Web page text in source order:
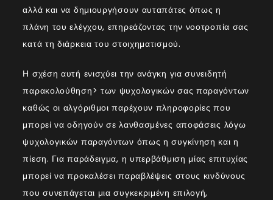
αλλά και να δημιουργήσουν αυταπάτες όπως η
πλάνη του ελέγχου, επηρεάζοντας την νοοτροπία σας
κατά τη διάρκεια του στοιχηματισμού.
Η σχέση αυτή ενισχύει την ανάγκη για συνειδητή
παρακολούθηση> των ψυχολογικών σας παραγόντων
καθώς οι αλγόριθμοι παρέχουν πληροφορίες που
μπορεί να οδηγούν σε λανθασμένες αποφάσεις λόγω
ψυχολογικών παραγόντων όπως η συγκίνηση και η
πίεση. Για παράδειγμα, η υπερβάθμιση μίας επιτυχίας
μπορεί να προκαλέσει παραβλέψεις στους κινδύνους
που συνεπάγεται μια συγκεκριμένη επιλογή,